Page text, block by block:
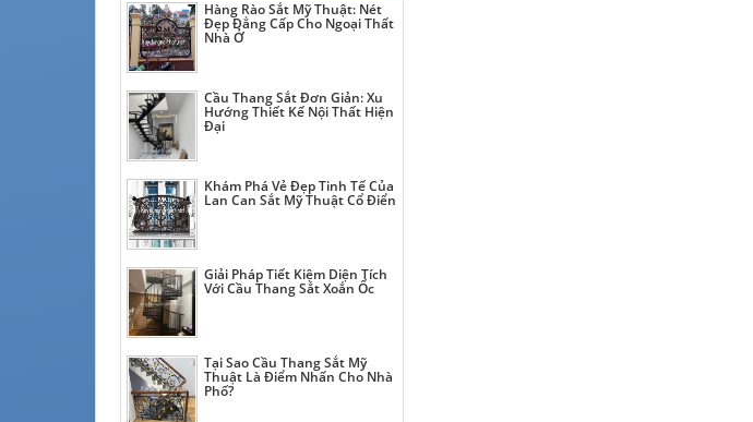
Hàng Rào Sắt Mỹ Thuật: Nét
Đẹp Đẳng Cấp Cho Ngoại Thất
Nhà Ở
Cầu Thang Sắt Đơn Giản: Xu
Hướng Thiết Kế Nội Thất Hiện
Đại
Khám Phá Vẻ Đẹp Tinh Tế Của
Lan Can Sắt Mỹ Thuật Cổ Điển
Giải Pháp Tiết Kiệm Diện Tích
Với Cầu Thang Sắt Xoắn Ốc
Tại Sao Cầu Thang Sắt Mỹ
Thuật Là Điểm Nhấn Cho Nhà
Phố?